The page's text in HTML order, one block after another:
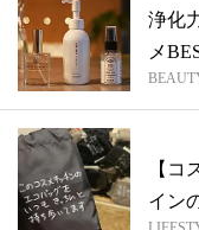
浄化
メ
【コ
イン